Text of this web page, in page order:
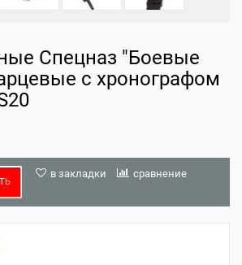
Спецназ "Боевые
с хронографом
в закладки сравнение